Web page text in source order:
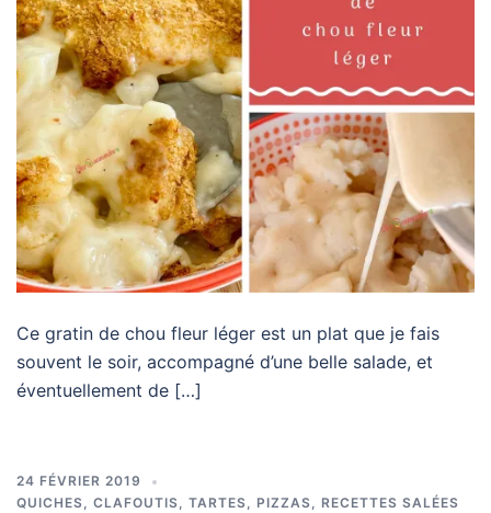
Ce gratin de chou fleur léger est un plat que je fais
souvent le soir, accompagné d’une belle salade, et
éventuellement de […]
24 FÉVRIER 2019
QUICHES, CLAFOUTIS, TARTES, PIZZAS, RECETTES SALÉES